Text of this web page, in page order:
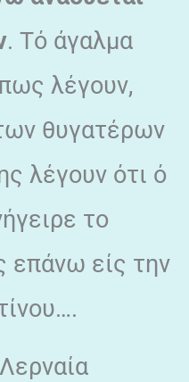
. Τό άγαλμα
λέγουν,
θυγατέρων
λέγουν ότι ό
το
επάνω είς την